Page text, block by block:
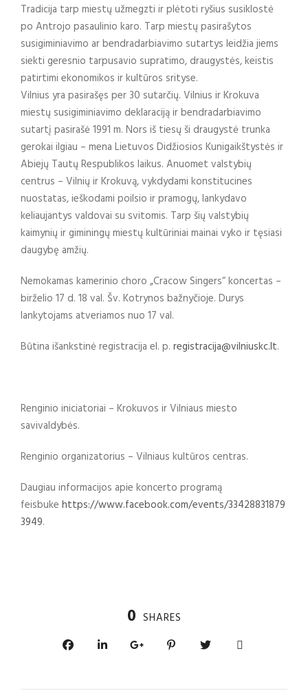
Tradicija tarp miestų užmegzti ir plėtoti ryšius susiklostė
po Antrojo pasaulinio karo. Tarp miestų pasirašytos
susigiminiavimo ar bendradarbiavimo sutartys leidžia jiems
siekti geresnio tarpusavio supratimo, draugystės, keistis
patirtimi ekonomikos ir kultūros srityse.
Vilnius yra pasirašęs per 30 sutarčių. Vilnius ir Krokuva
miestų susigiminiavimo deklaraciją ir bendradarbiavimo
sutartį pasirašė 1991 m. Nors iš tiesų ši draugystė trunka
gerokai ilgiau – mena Lietuvos Didžiosios Kunigaikštystės ir
Abiejų Tautų Respublikos laikus. Anuomet valstybių
centrus – Vilnių ir Krokuvą, vykdydami konstitucines
nuostatas, ieškodami poilsio ir pramogų, lankydavo
keliaujantys valdovai su svitomis. Tarp šių valstybių
kaimynių ir giminingų miestų kultūriniai mainai vyko ir tęsiasi
daugybę amžių.
Nemokamas kamerinio choro „Cracow Singers“ koncertas –
birželio 17 d. 18 val. Šv. Kotrynos bažnyčioje. Durys
lankytojams atveriamos nuo 17 val.
Būtina išankstinė registracija el. p. registracija@vilniuskc.lt.
Renginio iniciatoriai – Krokuvos ir Vilniaus miesto
savivaldybės.
Renginio organizatorius – Vilniaus kultūros centras.
Daugiau informacijos apie koncerto programą
feisbuke https://www.facebook.com/events/33428831879
3949.
0 SHARES